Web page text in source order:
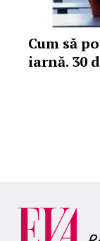
Cum să
iarnă. 30